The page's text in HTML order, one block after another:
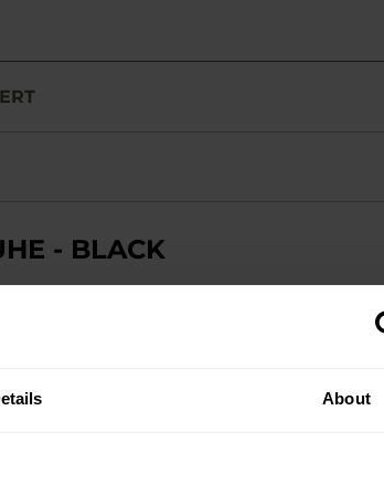
About
- BLACK
ihn vor Verletzungen zu schützen. Die
Schuhe für den täglichen Gebrauch in der
die robuste Konstruktion sorgen dafür, dass